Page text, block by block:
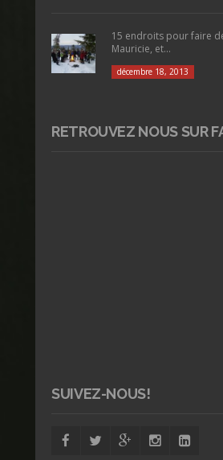
15 endroits pour faire
Mauricie, et...
décembre 18, 2013
RETROUVEZ NOUS SUR
SUIVEZ-NOUS!